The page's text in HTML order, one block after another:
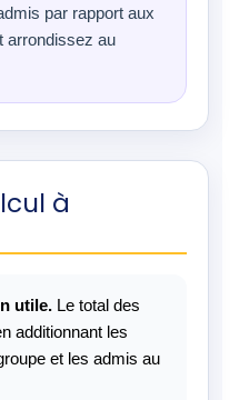
par rapport aux
arrondissez au
à
utile. Le total des
additionnant les
et les admis au